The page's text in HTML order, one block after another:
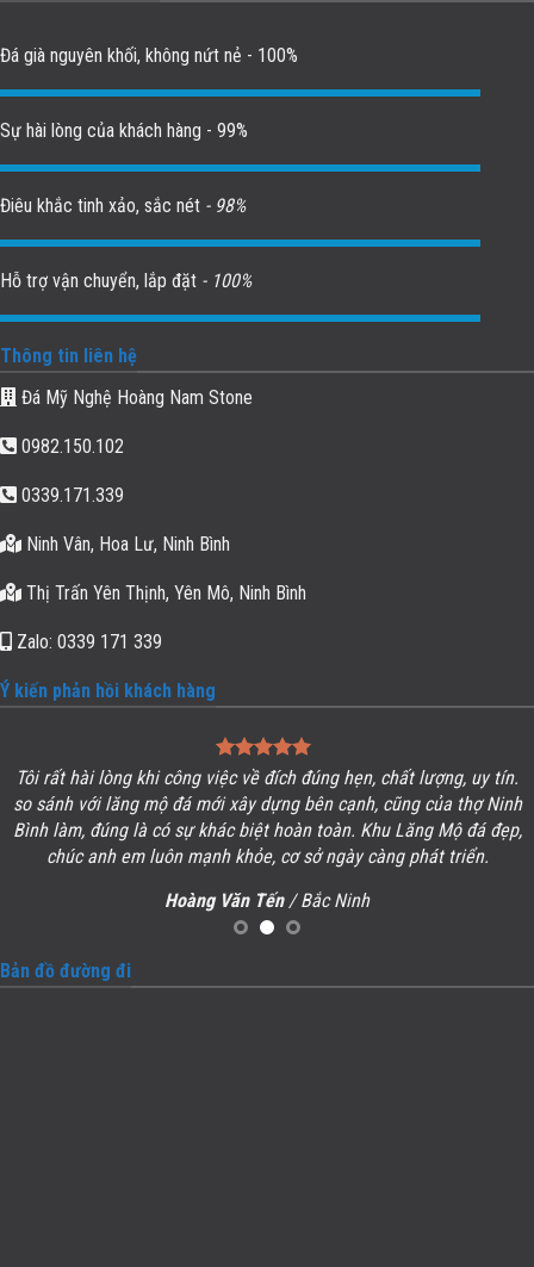
Đá già nguyên khối, không nứt nẻ - 100%
Sự hài lòng của khách hàng - 99%
Điêu khắc tinh xảo, sắc nét - 98%
Hỗ trợ vận chuyển, lắp đặt - 100%
Thông tin liên hệ
Đá Mỹ Nghệ Hoàng Nam Stone
0982.150.102
0339.171.339
Ninh Vân, Hoa Lư, Ninh Bình
Thị Trấn Yên Thịnh, Yên Mô, Ninh Bình
Zalo: 0339 171 339
Ý kiến phản hồi khách hàng
Tôi rất hài lòng khi công việc về đích đúng hẹn, chất lượng, uy tín.
so sánh với lăng mộ đá mới xây dựng bên cạnh, cũng của thợ Ninh
Bình làm, đúng là có sự khác biệt hoàn toàn. Khu Lăng Mộ đáđẹp,
chúc anh em luôn mạnh khỏe, cơ sở ngày càng phát triển.
Hoàng Văn Tến / Bắc Ninh
Bản đồ đường đi